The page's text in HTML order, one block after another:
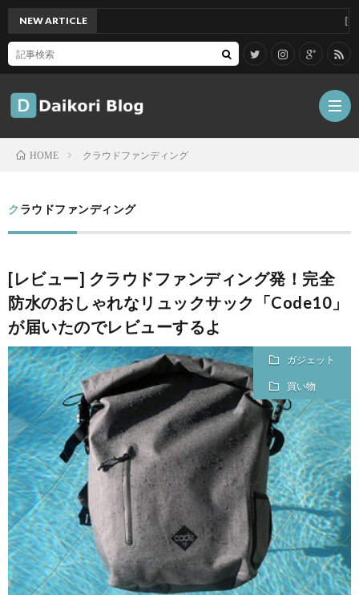
記
Tips
ガ
ッ
ト
メ
行・
散
歩
こ
の
ブ
ロ
グ
NEW ARTICLE
HOME クラウドファンディング
クラウドファンディング
[レビュー] クラウドファンディング発！完全
防水のおしゃれなリュックサック「Code10」
が届いたのでレビューするよ
ガジェット
買い物